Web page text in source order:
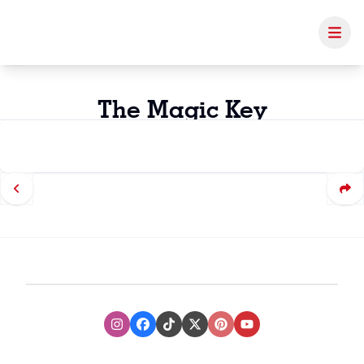
The Magic Key
InstagramFacebook
TikTokXTwitter
PinterestYoutube